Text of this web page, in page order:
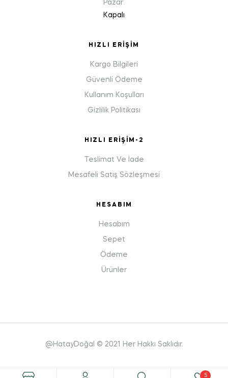
Pazar:
Kapalı
HIZLI ERIŞIM
Kargo Bilgileri
Güvenli Ödeme
Kullanım Koşulları
Gizlilik Politikası
HIZLI ERIŞIM-2
Teslimat Ve İade
Mesafeli Satış Sözleşmesi
HESABIM
Hesabım
Sepet
Ödeme
Ürünler
@HatayDoğal © 2021 Her Hakkı Saklıdır.
5